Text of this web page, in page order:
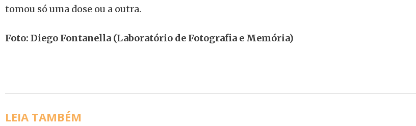
tomou só uma dose ou a outra.
Foto: Diego Fontanella (Laboratório de Fotografia e Memória)
LEIA TAMBÉM